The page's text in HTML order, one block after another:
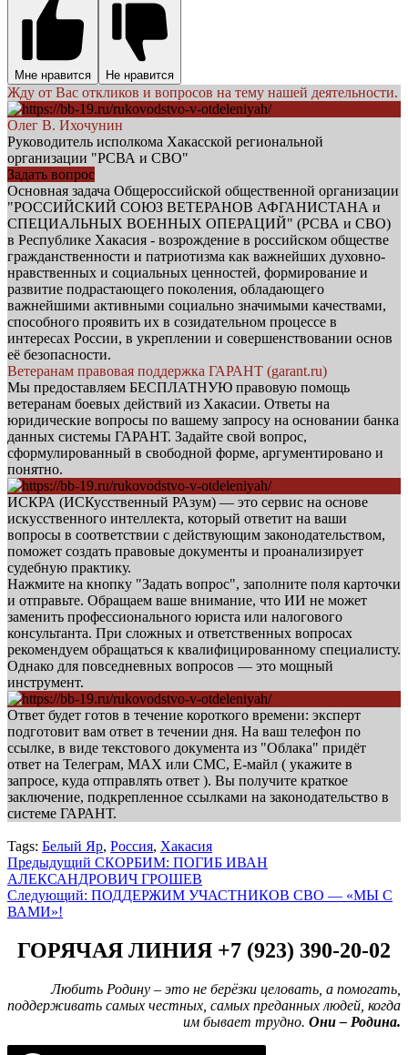
Мне нравится Не нравится
Жду от Вас откликов и вопросов на тему нашей деятельности.
Олег В. Ихочунин
Руководитель исполкома Хакасской региональной
организации "РСВА и СВО"
Задать вопрос
Основная задача Общероссийской общественной организации
"РОССИЙСКИЙ СОЮЗ ВЕТЕРАНОВ АФГАНИСТАНА и
СПЕЦИАЛЬНЫХ ВОЕННЫХ ОПЕРАЦИЙ" (РСВА и СВО)
в Республике Хакасия - возрождение в российском обществе
гражданственности и патриотизма как важнейших духовно-
нравственных и социальных ценностей, формирование и
развитие подрастающего поколения, обладающего
важнейшими активными социально значимыми качествами,
способного проявить их в созидательном процессе в
интересах России, в укреплении и совершенствовании основ
её безопасности.
Ветеранам правовая поддержка ГАРАНТ (garant.ru)
Мы предоставляем БЕСПЛАТНУЮ правовую помощь
ветеранам боевых действий из Хакасии. Ответы на
юридические вопросы по вашему запросу на основании банка
данных системы ГАРАНТ. Задайте свой вопрос,
сформулированный в свободной форме, аргументировано и
понятно.
ИСКРА (ИСКусственный РАзум) — это сервис на основе
искусственного интеллекта, который ответит на ваши
вопросы в соответствии с действующим законодательством,
поможет создать правовые документы и проанализирует
судебную практику.
Нажмите на кнопку "Задать вопрос", заполните поля карточки
и отправьте. Обращаем ваше внимание, что ИИ не может
заменить профессионального юриста или налогового
консультанта. При сложных и ответственных вопросах
рекомендуем обращаться к квалифицированному специалисту.
Однако для повседневных вопросов — это мощный
инструмент.
Ответ будет готов в течение короткого времени: эксперт
подготовит вам ответ в течении дня. На ваш телефон по
ссылке, в виде текстового документа из "Облака" придёт
ответ на Телеграм, МАХ или СМС, Е-майл ( укажите в
запросе, куда отправлять ответ ). Вы получите краткое
заключение, подкрепленное ссылками на законодательство в
системе ГАРАНТ.
Tags: Белый Яр, Россия, Хакасия
Навигация
записи
Предыдущий СКОРБИМ: ПОГИБ ИВАН
АЛЕКСАНДРОВИЧ ГРОШЕВ
Следующий: ПОДДЕРЖИМ УЧАСТНИКОВ СВО — «МЫ С
ВАМИ»!
ГОРЯЧАЯ ЛИНИЯ +7 (923) 390-20-02
Любить Родину – это не берёзки целовать, а помогать,
поддерживать самых честных, самых преданных людей, когда
им бывает трудно. Они – Родина.